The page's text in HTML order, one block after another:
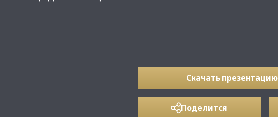
Скачать презентацию
Поделится